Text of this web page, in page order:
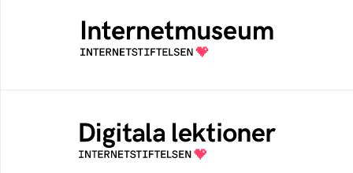
Ett digitalt museum som byggts, och kureras
av Internetstiftelsen
Öppen digital lärresurs med färdiga lektioner
för alla stadier i grundskolan